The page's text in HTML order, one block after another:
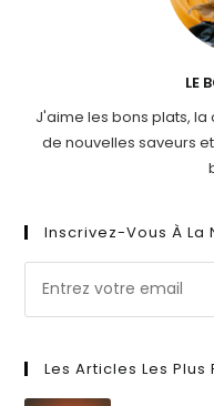
LE
J'aime les bons plats,
de nouvelles saveurs
Inscrivez-Vous À La
Les Articles Les